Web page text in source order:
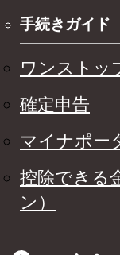
手続きガイド
ワンストッ
確定申告
マイナポー
控除できる
ン）